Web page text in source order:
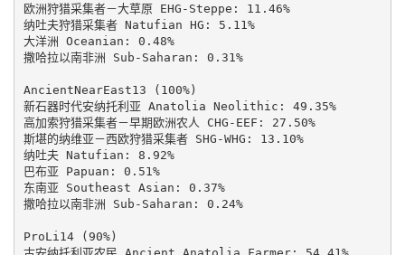
欧洲狩猎采集者－大草原 EHG-Steppe: 11.46%
纳吐夫狩猎采集者 Natufian HG: 5.11%
大洋洲 Oceanian: 0.48%
撒哈拉以南非洲 Sub-Saharan: 0.31%
AncientNearEast13 (100%)
新石器时代安纳托利亚 Anatolia Neolithic: 49.35%
高加索狩猎采集者－早期欧洲农人 CHG-EEF: 27.50%
斯堪的纳维亚－西欧狩猎采集者 SHG-WHG: 13.10%
纳吐夫 Natufian: 8.92%
巴布亚 Papuan: 0.51%
东南亚 Southeast Asian: 0.37%
撒哈拉以南非洲 Sub-Saharan: 0.24%
ProLi14 (90%)
古安纳托利亚农民 Ancient Anatolia Farmer: 54.41%